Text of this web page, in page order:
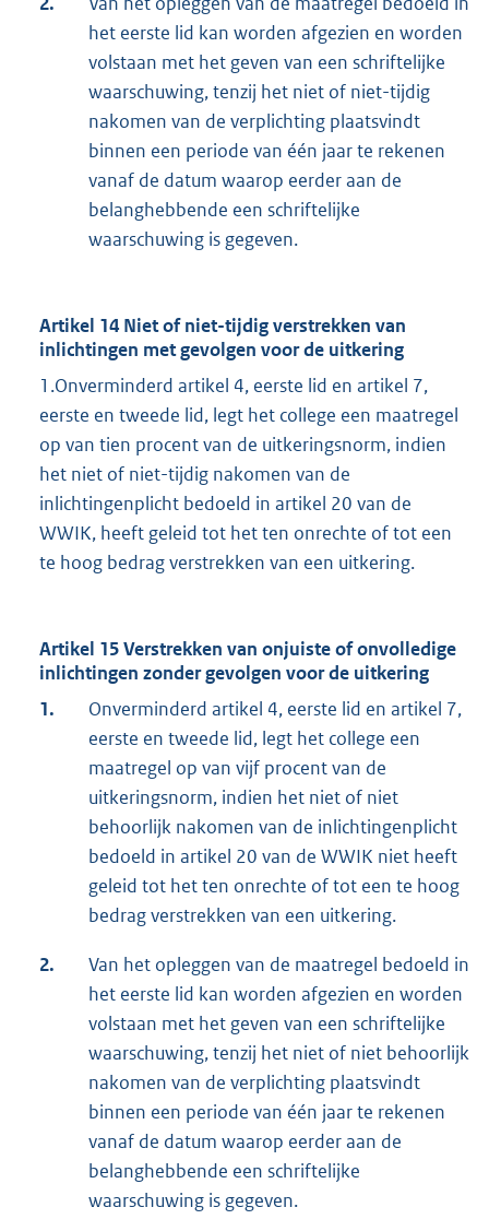
het eerste lid kan worden afgezien en worden
volstaan met het geven van een schriftelijke
waarschuwing, tenzij het niet of niet-tijdig
nakomen van de verplichting plaatsvindt
binnen een periode van één jaar te rekenen
vanaf de datum waarop eerder aan de
belanghebbende een schriftelijke
waarschuwing is gegeven.
Artikel 14 Niet of niet-tijdig verstrekken van
inlichtingen met gevolgen voor de uitkering
1.Onverminderd artikel 4, eerste lid en artikel 7,
eerste en tweede lid, legt het college een maatregel
op van tien procent van de uitkeringsnorm, indien
het niet of niet-tijdig nakomen van de
inlichtingenplicht bedoeld in artikel 20 van de
WWIK, heeft geleid tot het ten onrechte of tot een
te hoog bedrag verstrekken van een uitkering.
Artikel 15 Verstrekken van onjuiste of onvolledige
inlichtingen zonder gevolgen voor de uitkering
1.
Onverminderd artikel 4, eerste lid en artikel 7,
eerste en tweede lid, legt het college een
maatregel op van vijf procent van de
uitkeringsnorm, indien het niet of niet
behoorlijk nakomen van de inlichtingenplicht
bedoeld in artikel 20 van de WWIK niet heeft
geleid tot het ten onrechte of tot een te hoog
bedrag verstrekken van een uitkering.
2.
Van het opleggen van de maatregel bedoeld in
het eerste lid kan worden afgezien en worden
volstaan met het geven van een schriftelijke
waarschuwing, tenzij het niet of niet behoorlijk
nakomen van de verplichting plaatsvindt
binnen een periode van één jaar te rekenen
vanaf de datum waarop eerder aan de
belanghebbende een schriftelijke
waarschuwing is gegeven.